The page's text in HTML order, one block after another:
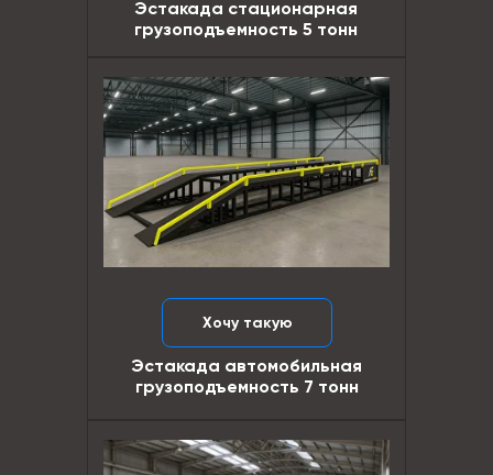
Хочу такую
Эстакада автомобильная
грузоподъемность 7 тонн
Эстакада стационарная
грузоподъемность 5 тонн